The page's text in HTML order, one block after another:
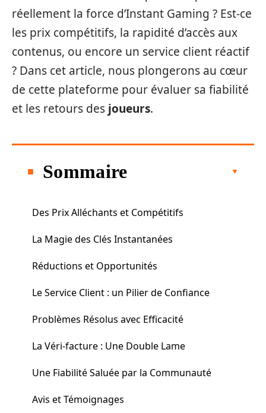
réellement la force d’Instant Gaming ? Est-ce
les prix compétitifs, la rapidité d’accès aux
contenus, ou encore un service client réactif
? Dans cet article, nous plongerons au cœur
de cette plateforme pour évaluer sa fiabilité
et les retours des joueurs.
Sommaire
Des Prix Alléchants et Compétitifs
La Magie des Clés Instantanées
Réductions et Opportunités
Le Service Client : un Pilier de Confiance
Problèmes Résolus avec Efficacité
La Véri-facture : Une Double Lame
Une Fiabilité Saluée par la Communauté
Avis et Témoignages